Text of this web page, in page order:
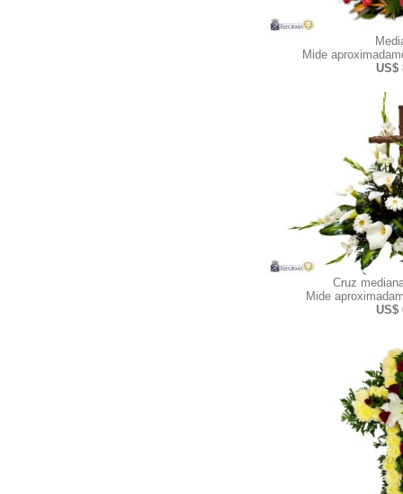
Mide
US$
Cruz
Mide
US$